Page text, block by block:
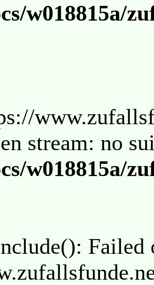
w018815a/
stream: no
w018815a/
Failed